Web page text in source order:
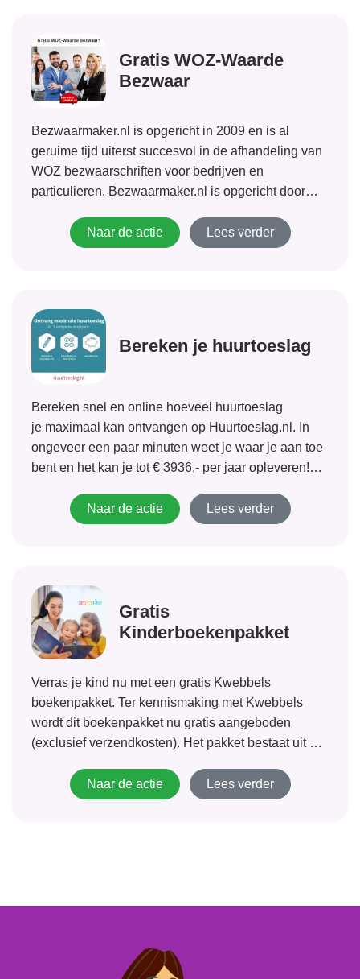
Gratis WOZ-Waarde
Bezwaar
Bezwaarmaker.nl is opgericht in 2009 en is al
geruime tijd uiterst succesvol in de afhandeling van
WOZ bezwaarschriften voor bedrijven en
particulieren. Bezwaarmaker.nl is opgericht door
taxateurs van Bezwaarmaker.nl zijn gespecialiseerd
in bezwaar- en beroepsprocedures op het gebied...
Naar de actie Lees verder
Bereken je huurtoeslag
Bereken snel en online hoeveel huurtoeslag
je maximaal kan ontvangen op Huurtoeslag.nl. In
ongeveer een paar minuten weet je waar je aan toe
bent en het kan je tot € 3936,- per jaar opleveren!
direct aanvragen! Wacht niet langer!
Naar de actie Lees verder
Gratis
Kinderboekenpakket
Verras je kind nu met een gratis Kwebbels
boekenpakket. Ter kennismaking met Kwebbels
wordt dit boekenpakket nu gratis aangeboden
(exclusief verzendkosten). Het pakket bestaat uit 4
wordt samengesteld op basis van de leeftijd en het
geslacht van...
Naar de actie Lees verder